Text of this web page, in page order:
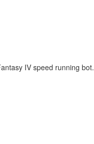
IV speed running bot.